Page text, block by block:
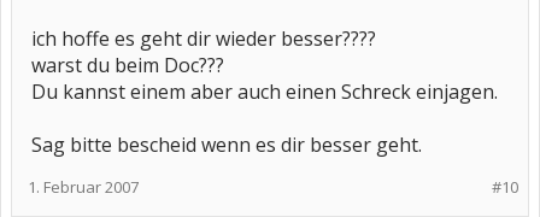
ich hoffe es geht dir wieder besser????
warst du beim Doc???
Du kannst einem aber auch einen Schreck einjagen.
Sag bitte bescheid wenn es dir besser geht.
#10
1. Februar 2007